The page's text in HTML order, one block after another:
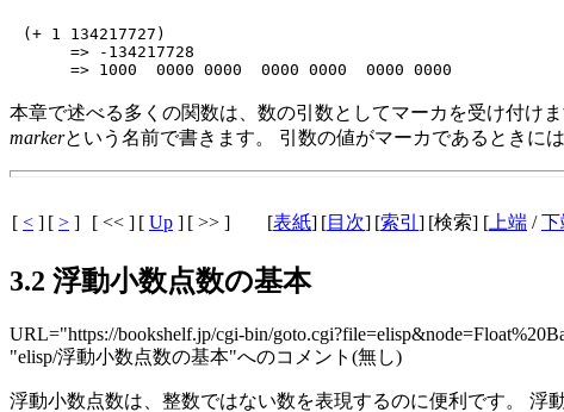
(+ 1 134217727)
     => -134217728
本章で述べる多くの関数は、数の引数としてマーカを受け付けま
markerという名前で書きます。 引数の値がマーカであるときに
[ < ] [ > ] [ << ] [ Up ] [ >> ] [表紙] [目次] [索引 ] [検索] [ 上端 /下
3.2 浮動小数点数の基本
URL="https://bookshelf.jp/cgi-bin/
"elisp/浮動小数点数の基本"へのコメント(無し)
浮動小数点数は、整数ではない数を表現するのに便利です。